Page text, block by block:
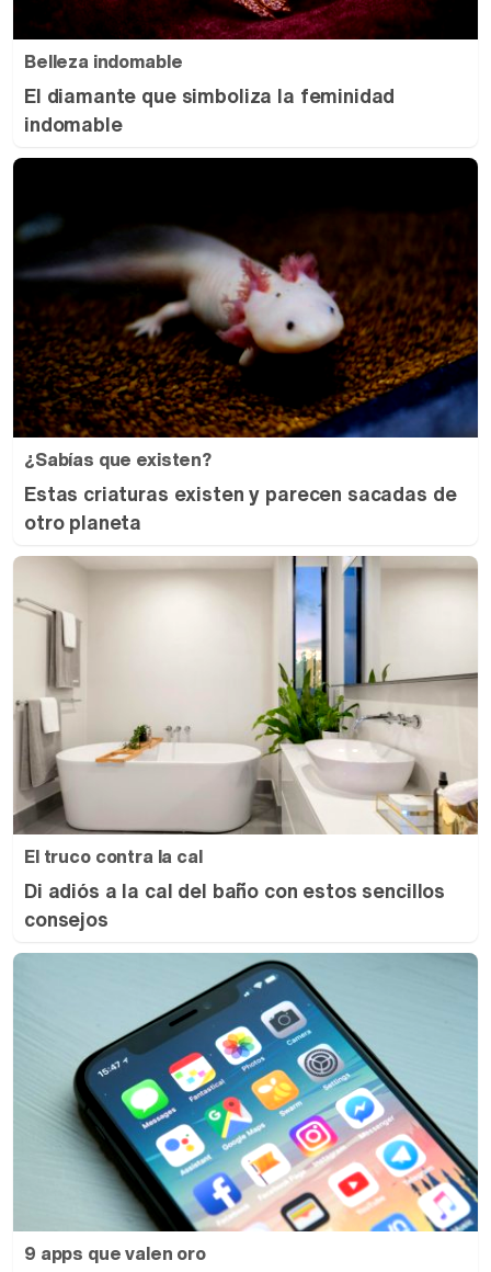
Belleza indomable
El diamante que simboliza la feminidad
indomable
¿Sabías que existen?
Estas criaturas existen y parecen sacadas de
otro planeta
El truco contra la cal
Di adiós a la cal del baño con estos sencillos
consejos
9 apps que valen oro